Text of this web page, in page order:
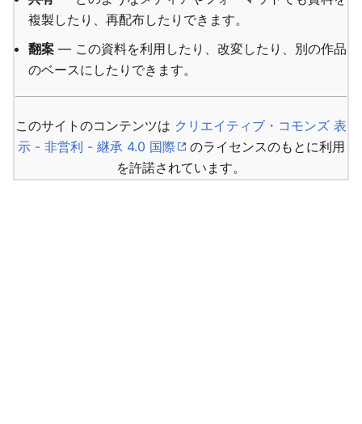
複製したり、再配布したりできます。
翻案 — この資料を利用したり、改変したり、別の作品
のベースにしたりできます。
このサイトのコンテンツは クリエイティブ・コモンズ 表
示 - 非営利 - 継承 4.0 国際
のライセンスのもとに利用
を許諾されています。